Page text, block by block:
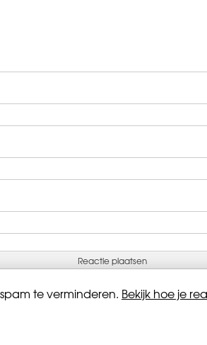
te verminderen. Bekijk hoe je